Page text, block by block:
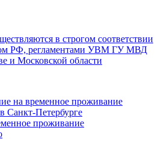
в строгом соответствии
РФ, регламентами УВМ ГУ МВД
и Московской области
на временное проживание
Петербурге
проживание